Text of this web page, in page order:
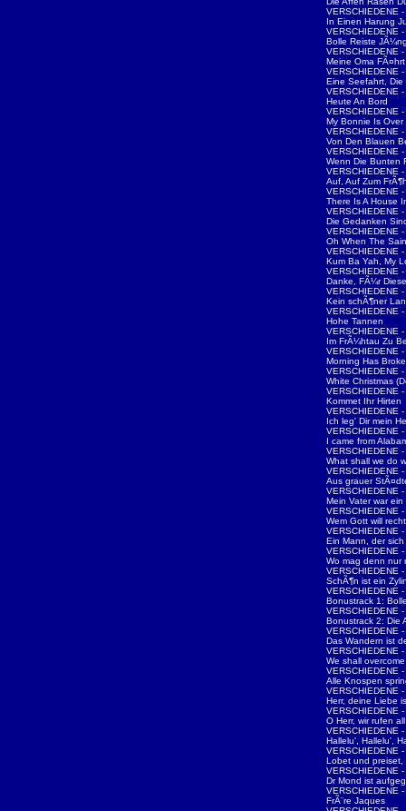
VERSCHIEDENE
In Einen Harung
VERSCHIEDENE
Bolle Reiste
VERSCHIEDENE
Meine Oma
VERSCHIEDENE
Eine Seefahrt, Die
VERSCHIEDENE
Heute An Bord
VERSCHIEDENE
My Bonnie Is
VERSCHIEDENE
Von Den Blauen
VERSCHIEDENE
Wenn Die Bunten
VERSCHIEDENE
Auf, Auf Zum
VERSCHIEDENE
There Is A House
VERSCHIEDENE
Die Gedanken
VERSCHIEDENE
Oh When The
VERSCHIEDENE
Kum Ba Yah, My
VERSCHIEDENE
Danke, FÃ¼r
VERSCHIEDENE
Kein schÃ¶ner
VERSCHIEDENE
Hohe Tannen
VERSCHIEDENE
Im FrÃ¼htau Zu
VERSCHIEDENE
Morning Has
VERSCHIEDENE
White Christmas
VERSCHIEDENE
Kommet Ihr Hirten
VERSCHIEDENE
Ich leg' Dir mein
VERSCHIEDENE
I came from
VERSCHIEDENE
What shall we do
VERSCHIEDENE
Aus grauer
VERSCHIEDENE
Mein Vater war
VERSCHIEDENE
Wem Gott will
VERSCHIEDENE
Ein Mann, der
VERSCHIEDENE
Wo mag denn nur
VERSCHIEDENE
SchÃ¶n ist ein
VERSCHIEDENE
Bonustrack 1:
VERSCHIEDENE
Bonustrack 2: Die
VERSCHIEDENE
Das Wandern ist
VERSCHIEDENE
We shall overcome
VERSCHIEDENE
Alle Knospen
VERSCHIEDENE
Herr, deine Liebe
VERSCHIEDENE
O Herr, wir rufen
VERSCHIEDENE
Hallelu', Hallelu',
VERSCHIEDENE
Lobet und preiset,
VERSCHIEDENE
Dr Mond ist
VERSCHIEDENE
FrÃ¨re Jaques